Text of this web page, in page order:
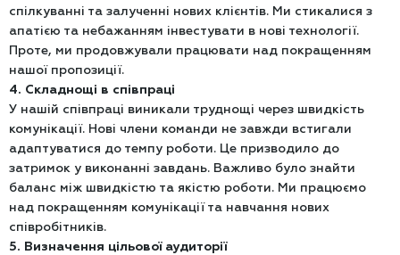
спілкуванні та залученні нових клієнтів. Ми стикалися з
апатією та небажанням інвестувати в нові технології.
Проте, ми продовжували працювати над покращенням
нашої пропозиції.
4. Складнощі в співпраці
У нашій співпраці виникали труднощі через швидкість
комунікації. Нові члени команди не завжди встигали
адаптуватися до темпу роботи. Це призводило до
затримок у виконанні завдань. Важливо було знайти
баланс між швидкістю та якістю роботи. Ми працюємо
над покращенням комунікації та навчання нових
співробітників.
5. Визначення цільової аудиторії